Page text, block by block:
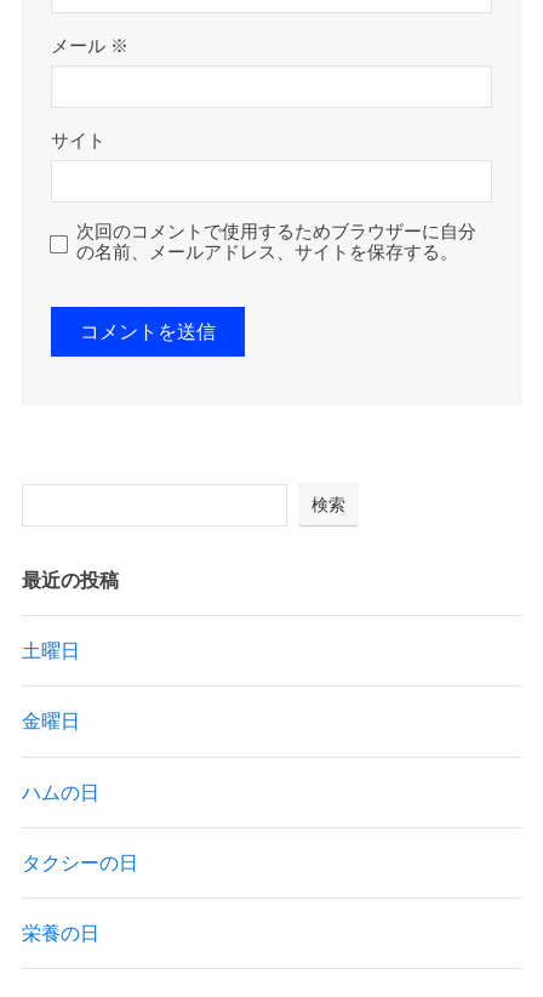
メール ※
サイト
次回のコメントで使用するためブラウザーに自分
の名前、メールアドレス、サイトを保存する。
検索
最近の投稿
土曜日
金曜日
ハムの日
タクシーの日
栄養の日